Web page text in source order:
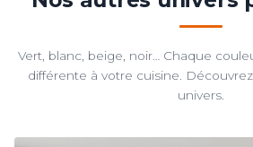
Vert, blanc, beige, noir… Chaque
différente à votre cuisine.
univers.